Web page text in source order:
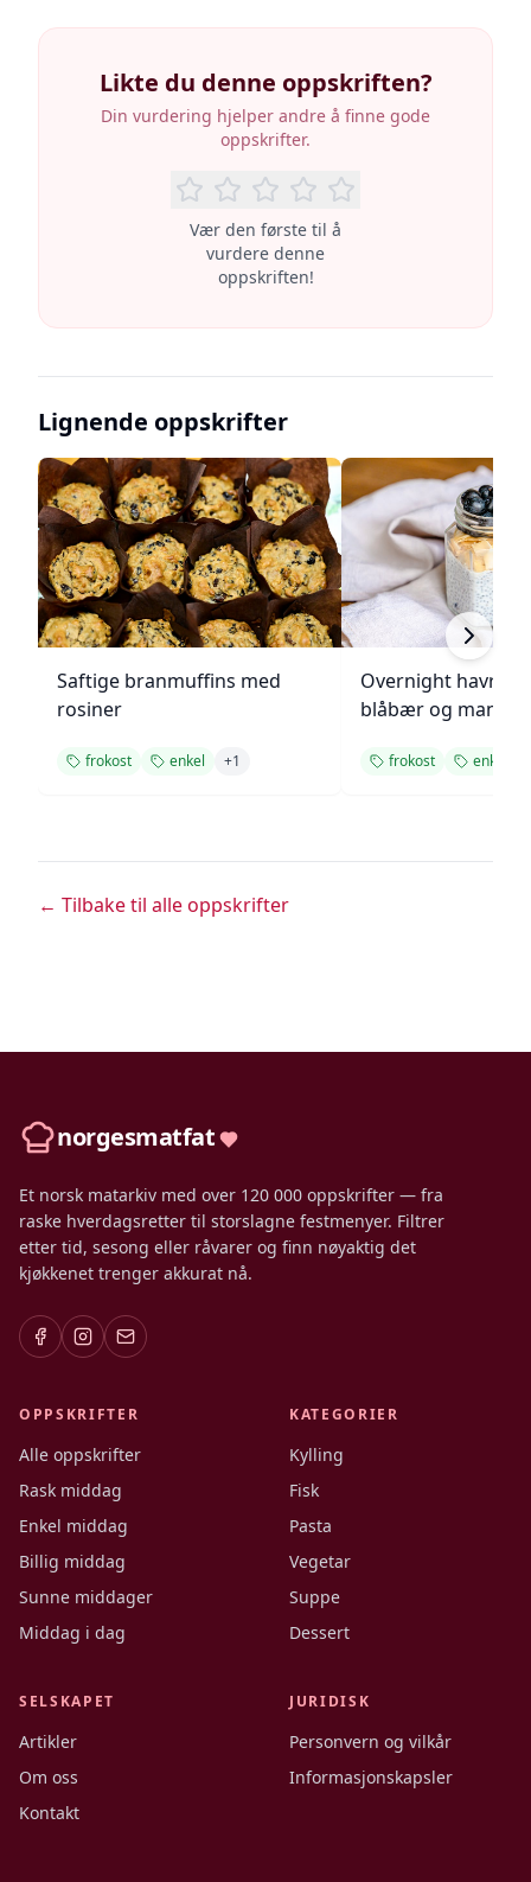
Likte du denne oppskriften?
Din vurdering hjelper andre å finne gode
oppskrifter.
Vær den første til å
vurdere denne
oppskriften!
Lignende oppskrifter
Saftige branmuffins med
rosiner
frokost enkel +1
Overnight
blåbær og
frokost enkel
← Tilbake til alle oppskrifter
norgesmatfat
Et norsk matarkiv med over 120 000 oppskrifter — fra
raske hverdagsretter til storslagne festmenyer. Filtrer
etter tid, sesong eller råvarer og finn nøyaktig det
kjøkkenet trenger akkurat nå.
OPPSKRIFTER
Alle oppskrifter
Rask middag
Enkel middag
Billig middag
Sunne middager
Middag i dag
KATEGORIER
Kylling
Fisk
Pasta
Vegetar
Suppe
Dessert
SELSKAPET
Artikler
Om oss
Kontakt
JURIDISK
Personvern og vilkår
Informasjonskapsler